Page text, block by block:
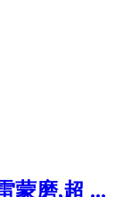
蒙磨,超 ...